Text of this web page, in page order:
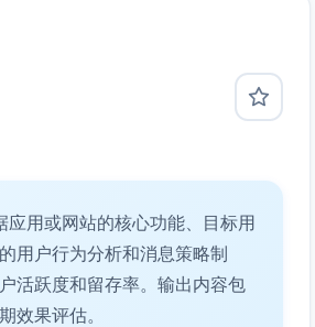
用或网站的核心功能、目标用
用户行为分析和消息策略制
活跃度和留存率。输出内容包
效果评估。